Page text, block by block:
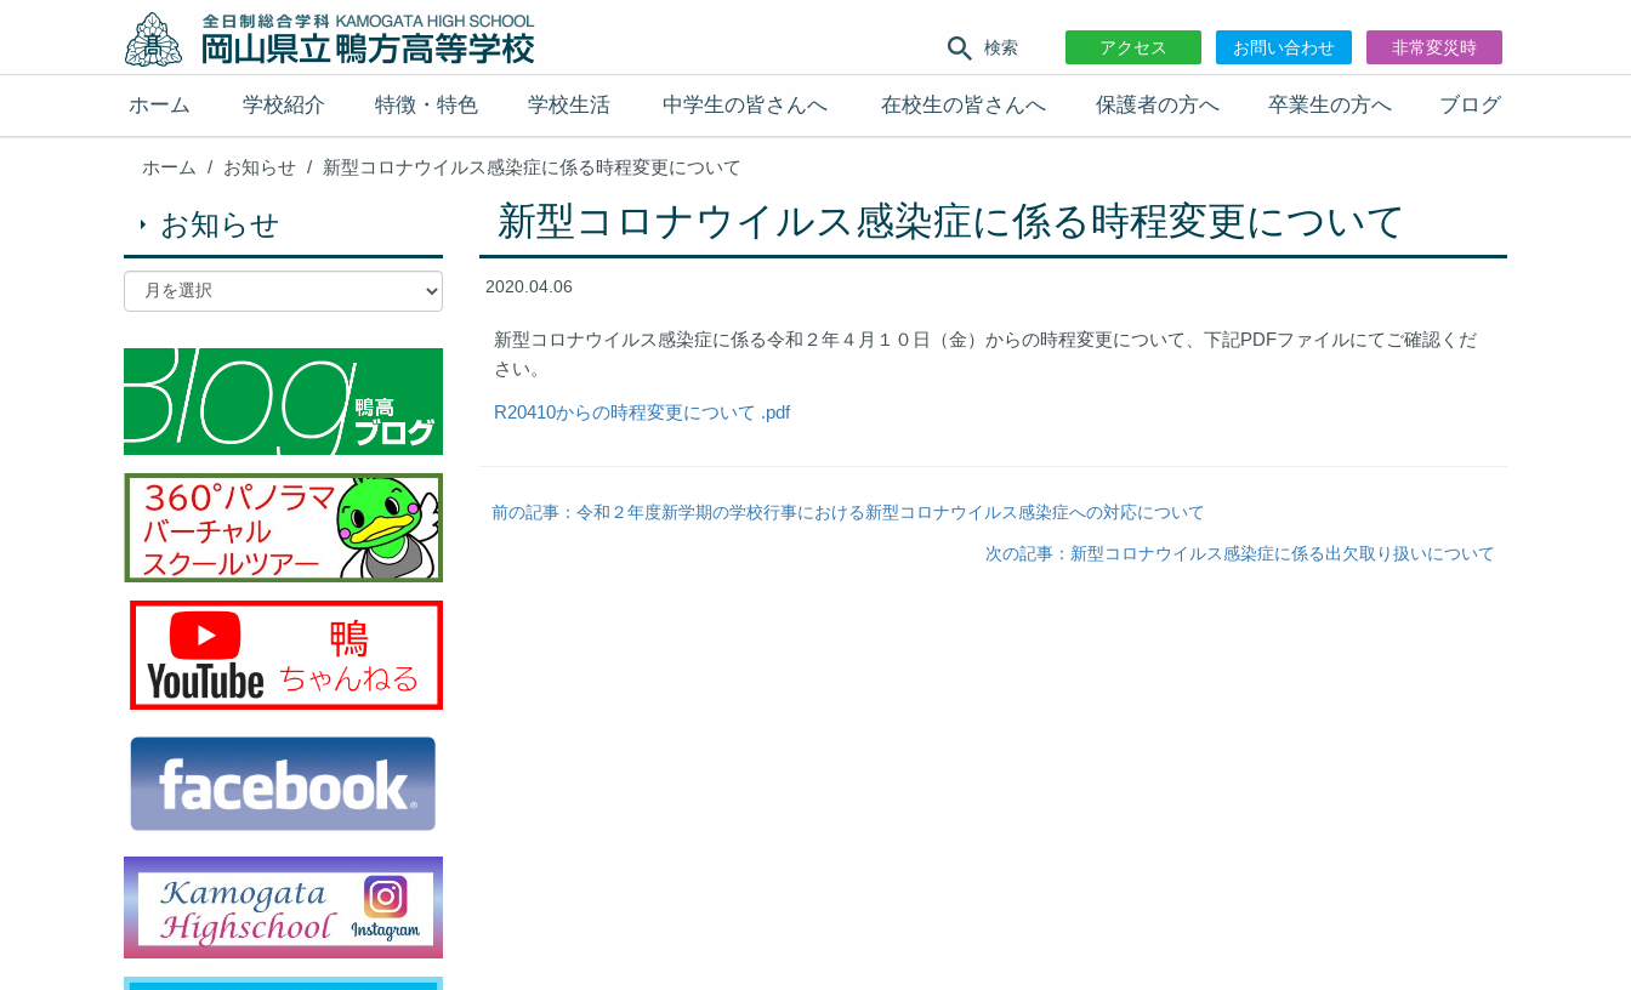
検索 アクセス お問い合わせ 非常変災時
ホーム 学校紹介 特徴・特色 学校生活 中学生の皆さんへ 在校生の皆さんへ 保護者の方へ 卒業生の方へ ブログ
ホーム お知らせ 新型コロナウイルス感染症に係る時程変更について
新型コロナウイルス感染症に係る時程変更について
2020.04.06
新型コロナウイルス感染症に係る令和２年４月１０日（金）からの時程変更について、下記PDFファイルにてご確認くだ
さい。
R20410からの時程変更について .pdf
前の記事：令和２年度新学期の学校行事における新型コロナウイルス感染症への対応について
次の記事：新型コロナウイルス感染症に係る出欠取り扱いについて
お知らせ